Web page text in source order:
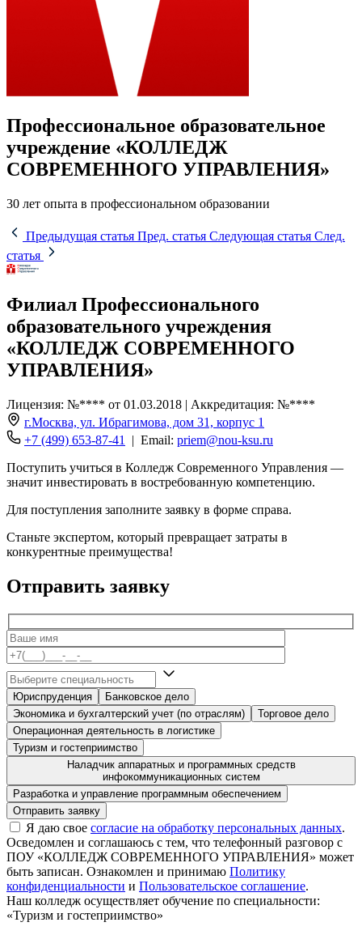
Профессиональное образовательное
учреждение «КОЛЛЕДЖ
СОВРЕМЕННОГО УПРАВЛЕНИЯ»
30 лет опыта в профессиональном образовании
Предыдущая статья Пред. статья Следующая статья След.
статья
Филиал Профессионального
образовательного учреждения
«КОЛЛЕДЖ СОВРЕМЕННОГО
УПРАВЛЕНИЯ»
Лицензия: №**** от 01.03.2018 | Аккредитация: №****
г.Москва, ул. Ибрагимова, дом 31, корпус 1
+7 (499) 653-87-41
| Email: priem@nou-ksu.ru
Поступить учиться в Колледж Современного Управления —
значит инвестировать в востребованную компетенцию.
Для поступления заполните заявку в форме справа.
Станьте экспертом, который превращает затраты в
конкурентные преимущества!
Отправить заявку
Юриспруденция
Банковское дело
Экономика и бухгалтерский учет (по отраслям)
Торговое дело
Операционная деятельность в логистике
Туризм и гостеприимство
Наладчик аппаратных и программных средств
инфокоммуникационных систем
Разработка и управление программным обеспечением
Я даю свое согласие на обработку персональных данных.
Осведомлен и соглашаюсь с тем, что телефонный разговор с
ПОУ «КОЛЛЕДЖ СОВРЕМЕННОГО УПРАВЛЕНИЯ» может
быть записан. Ознакомлен и принимаю Политику
конфиденциальности и Пользовательское соглашение.
Наш колледж осуществляет обучение по специальности:
«Туризм и гостеприимство»